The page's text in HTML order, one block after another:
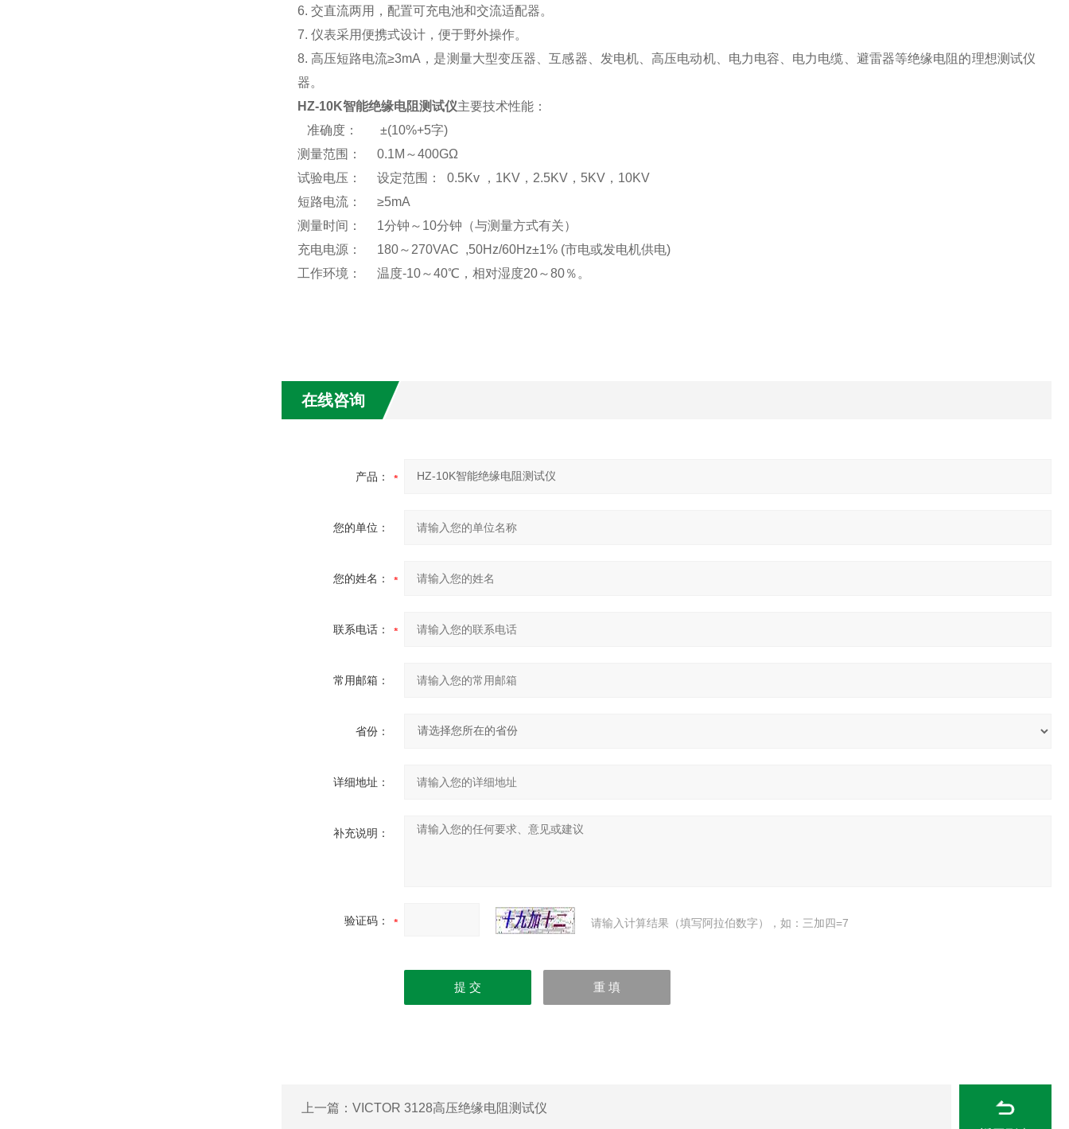
6. 交直流两用，配置可充电池和交流适配器。
7. 仪表采用便携式设计，便于野外操作。
8. 高压短路电流≥3mA，是测量大型变压器、互感器、发电机、高压电动机、电力电容、电力电缆、避雷器等绝缘电阻的理想测试仪
器。
HZ-10K智能绝缘电阻测试仪主要技术性能：
准确度： ±(10%+5字)
测量范围： 0.1M～400GΩ
试验电压： 设定范围： 0.5Kv ，1KV，2.5KV，5KV，10KV
短路电流： ≥5mA
测量时间： 1分钟～10分钟（与测量方式有关）
充电电源： 180～270VAC ,50Hz/60Hz±1% (市电或发电机供电)
工作环境： 温度-10～40℃，相对湿度20～80％。
在线咨询
产品：
您的单位：
您的姓名：
联系电话：
常用邮箱：
省份：
详细地址：
补充说明：
验证码： 请输入计算结果（填写阿拉伯数字），如：三加四=7
上一篇： VICTOR 3128高压绝缘电阻测试仪